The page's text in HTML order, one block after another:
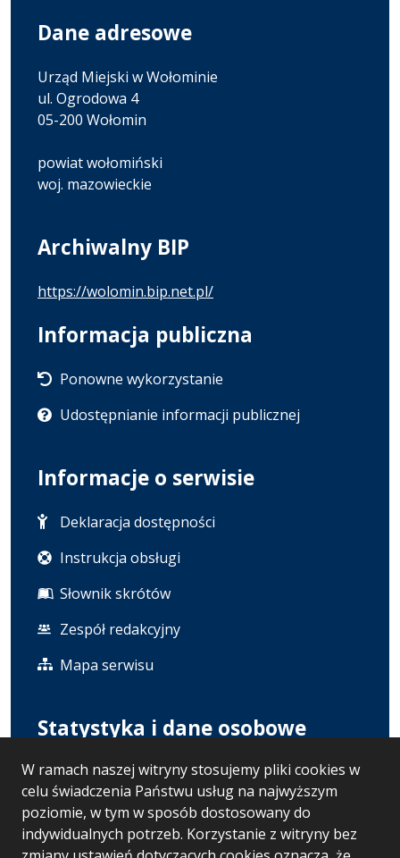
W ramach naszej witryny stosujemy pliki cookies w
celu świadczenia Państwu usług na najwyższym
poziomie, w tym w sposób dostosowany do
indywidualnych potrzeb. Korzystanie z witryny bez
Dane adresowe
Urząd Miejski w Wołominie
ul. Ogrodowa 4
05-200 Wołomin
powiat wołomiński
woj. mazowieckie
Archiwalny BIP
https://wolomin.bip.net.pl/
Informacja publiczna
Ponowne wykorzystanie
Udostępnianie informacji publicznej
Informacje o serwisie
Deklaracja dostępności
Instrukcja obsługi
Słownik skrótów
Zespół redakcyjny
Mapa serwisu
Statystyka i dane osobowe
Statystyki oglądalności
Polityka prywatności
RODO